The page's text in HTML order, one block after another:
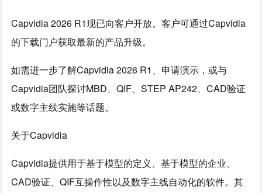
Capvidia 2026 R1现已向客户开放。客户可通过Capvidia
的下载门户获取最新的产品升级。
如需进一步了解Capvidia 2026 R1、申请演示，或与
Capvidia团队探讨MBD、QIF、STEP AP242、CAD验证
或数字主线实施等话题。
关于Capvidia
Capvidia提供用于基于模型的定义、基于模型的企业、
CAD验证、QIF互操作性以及数字主线自动化的软件。其